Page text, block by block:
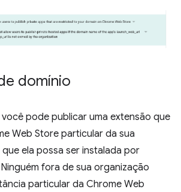
domínio
pode publicar uma extensão que
Web Store particular da sua
ela possa ser instalada por
fora de sua organização
particular da Chrome Web